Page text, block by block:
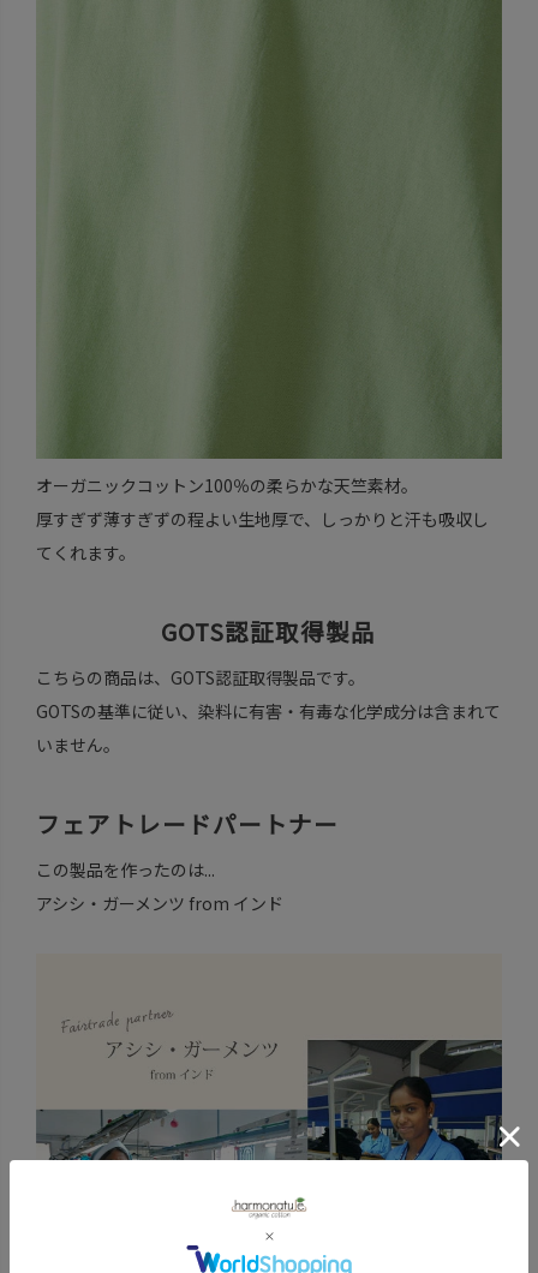
オーガニックコットン100％の柔らかな天竺素材。
厚すぎず薄すぎずの程よい生地厚で、しっかりと汗も吸収し
てくれます。
GOTS認証取得製品
こちらの商品は、GOTS認証取得製品です。
GOTSの基準に従い、染料に有害・有毒な化学成分は含まれて
いません。
フェアトレードパートナー
この製品を作ったのは...
アシシ・ガーメンツ from インド